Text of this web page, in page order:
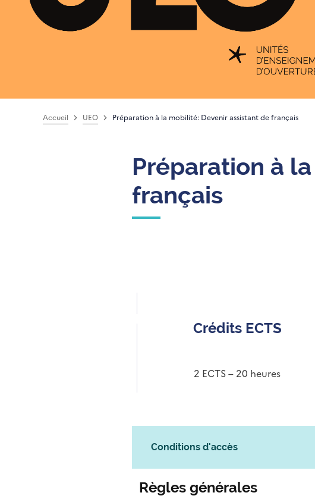
Accueil UEO Préparation à la mobilité: Devenir assistant de français
Préparation à
français
Crédits ECTS
2 ECTS – 20 heures
Conditions d'accès
Règles générales